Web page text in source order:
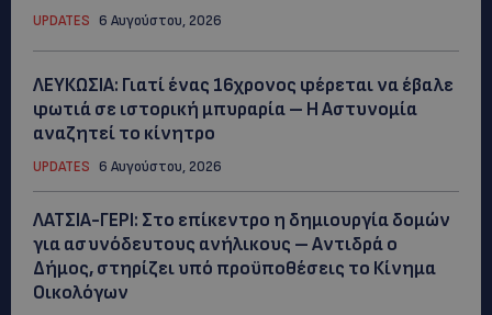
UPDATES 6 Αυγούστου, 2026
ΛΕΥΚΩΣΙΑ: Γιατί ένας 16χρονος φέρεται να έβαλε
φωτιά σε ιστορική μπυραρία – Η Αστυνομία
αναζητεί το κίνητρο
UPDATES 6 Αυγούστου, 2026
ΛΑΤΣΙΑ-ΓΕΡΙ: Στο επίκεντρο η δημιουργία δομών
για ασυνόδευτους ανήλικους – Αντιδρά ο
Δήμος, στηρίζει υπό προϋποθέσεις το Κίνημα
Οικολόγων